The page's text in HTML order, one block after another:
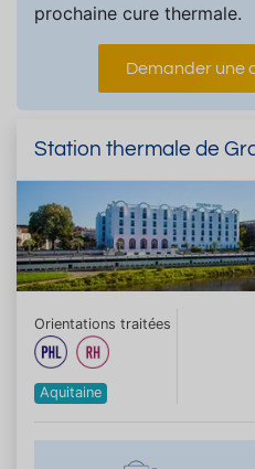
prochaine cure thermale.
Demander une
Station thermale de
Orientations traitées
Aquitaine